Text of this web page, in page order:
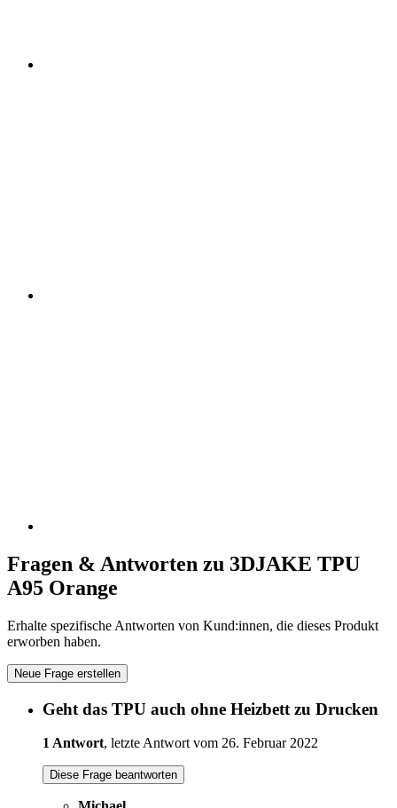
Fragen & Antworten zu 3DJAKE TPU
A95 Orange
Erhalte spezifische Antworten von Kund:innen, die dieses Produkt
erworben haben.
Neue Frage erstellen
Geht das TPU auch ohne Heizbett zu Drucken
1 Antwort, letzte Antwort vom 26. Februar 2022
Diese Frage beantworten